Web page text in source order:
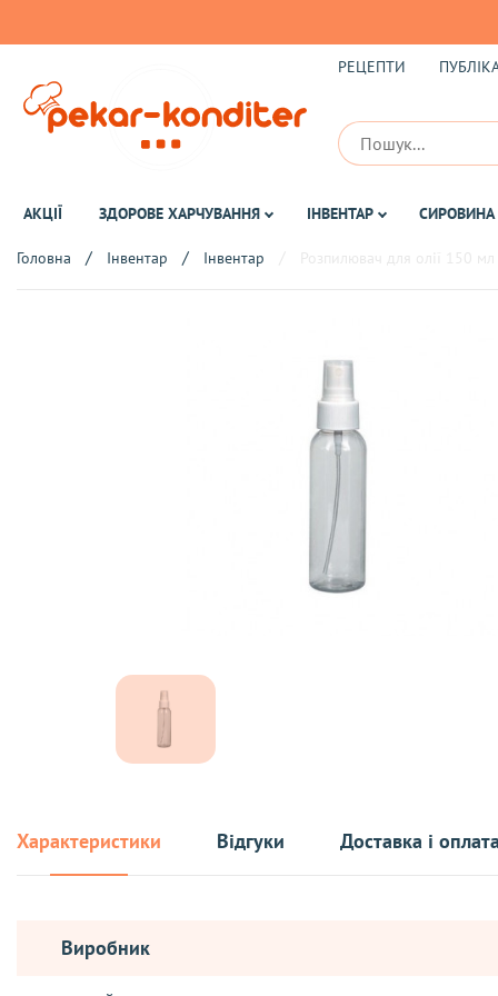
РЕЦЕПТИ
АКЦІЇ ЗДОРОВЕ ХАРЧУВАННЯ ІНВЕНТАР СИРОВИНА
Головна Інвентар Інвентар
Характеристики Відгуки Доставка і оплата
Виробник